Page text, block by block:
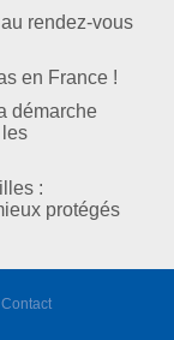
rendez-vous
en France !
démarche
:
protégés
Contact